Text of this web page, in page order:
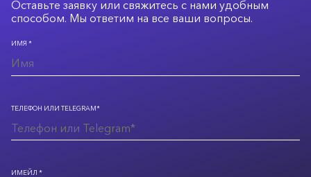
Оставьте заявку или свяжитесь с нами удобным
способом. Мы ответим на все ваши вопросы.
ИМЯ *
ТЕЛЕФОН ИЛИ TELEGRAM*
ИМЕЙЛ *